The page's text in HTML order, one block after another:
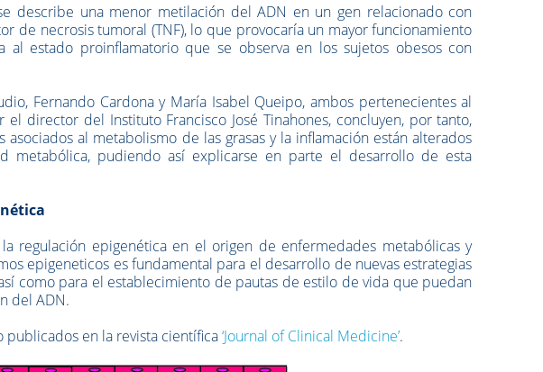
describe una menor metilación del ADN en un gen relacionado con
de necrosis tumoral (TNF), lo que provocaría un mayor funcionamiento
al estado proinflamatorio que se observa en los sujetos obesos con
Fernando Cardona y María Isabel Queipo, ambos pertenecientes al
director del Instituto Francisco José Tinahones, concluyen, por tanto,
al metabolismo de las grasas y la inflamación están alterados
metabólica, pudiendo así explicarse en parte el desarrollo de esta
regulación epigenética en el origen de enfermedades metabólicas y
epigeneticos es fundamental para el desarrollo de nuevas estrategias
como para el establecimiento de pautas de estilo de vida que puedan
del ADN.
publicados en la revista científica‘Journal of Clinical Medicine’.